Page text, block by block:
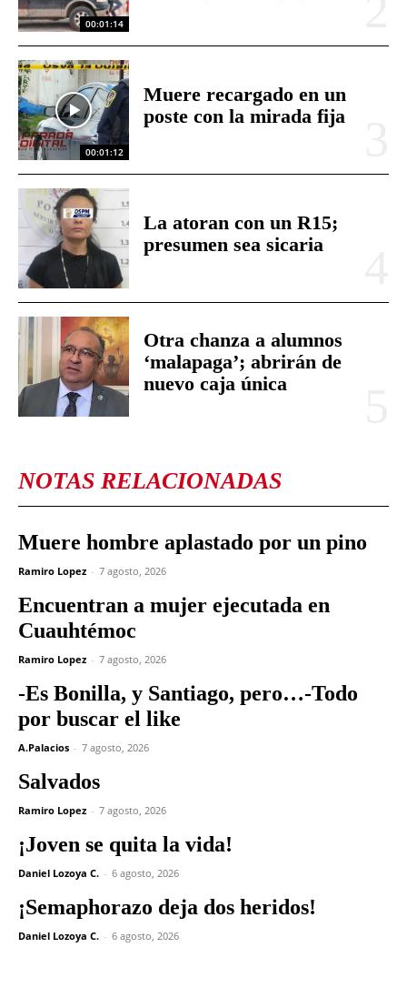
00:01:14
00:01:12
Muere recargado en un
poste con la mirada fija
La atoran con un R15;
presumen sea sicaria
Otra chanza a alumnos
‘malapaga’; abrirán de
nuevo caja única
NOTAS RELACIONADAS
Muere hombre aplastado por un pino
Ramiro Lopez - 7 agosto, 2026
Encuentran a mujer ejecutada en
Cuauhtémoc
Ramiro Lopez - 7 agosto, 2026
-Es Bonilla, y Santiago, pero…-Todo
por buscar el like
A.Palacios - 7 agosto, 2026
Salvados
Ramiro Lopez - 7 agosto, 2026
¡Joven se quita la vida!
Daniel Lozoya C. - 6 agosto, 2026
¡Semaphorazo deja dos heridos!
Daniel Lozoya C. - 6 agosto, 2026